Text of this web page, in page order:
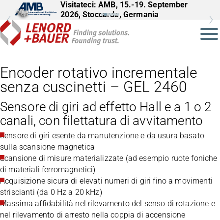
Visitateci: AMB, 15.-19. September
2026, Stoccarda, Germania
Encoder rotativo incrementale
senza cuscinetti – GEL 2460
Sensore di giri ad effetto Hall e a 1 o 2
canali, con filettatura di avvitamento
Sensore di giri esente da manutenzione e da usura basato
sulla scansione magnetica
Scansione di misure materializzate (ad esempio ruote foniche
di materiali ferromagnetici)
Acquisizione sicura di elevati numeri di giri fino a movimenti
striscianti (da 0 Hz a 20 kHz)
Massima affidabilità nel rilevamento del senso di rotazione e
nel rilevamento di arresto nella coppia di accensione